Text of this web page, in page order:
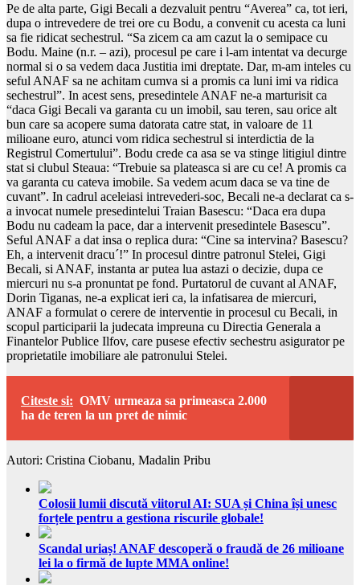
Pe de alta parte, Gigi Becali a dezvaluit pentru “Averea” ca, tot ieri,
dupa o intrevedere de trei ore cu Bodu, a convenit cu acesta ca luni
sa fie ridicat sechestrul. “Sa zicem ca am cazut la o semipace cu
Bodu. Maine (n.r. – azi), procesul pe care i l-am intentat va decurge
normal si o sa vedem daca Justitia imi dreptate. Dar, m-am inteles cu
seful ANAF sa ne achitam cumva si a promis ca luni imi va ridica
sechestrul”. In acest sens, presedintele ANAF ne-a marturisit ca
“daca Gigi Becali va garanta cu un imobil, sau teren, sau orice alt
bun care sa acopere suma datorata catre stat, in valoare de 11
milioane euro, atunci vom ridica sechestrul si interdictia de la
Registrul Comertului”. Bodu crede ca asa se va stinge litigiul dintre
stat si clubul Steaua: “Trebuie sa plateasca si are cu ce! A promis ca
va garanta cu cateva imobile. Sa vedem acum daca se va tine de
cuvant”. In cadrul aceleiasi intrevederi-soc, Becali ne-a declarat ca s-
a invocat numele presedintelui Traian Basescu: “Daca era dupa
Bodu nu cadeam la pace, dar a intervenit presedintele Basescu”.
Seful ANAF a dat insa o replica dura: “Cine sa intervina? Basescu?
Eh, a intervenit dracu´!” In procesul dintre patronul Stelei, Gigi
Becali, si ANAF, instanta ar putea lua astazi o decizie, dupa ce
miercuri nu s-a pronuntat pe fond. Purtatorul de cuvant al ANAF,
Dorin Tiganas, ne-a explicat ieri ca, la infatisarea de miercuri,
ANAF a formulat o cerere de interventie in procesul cu Becali, in
scopul participarii la judecata impreuna cu Directia Generala a
Finantelor Publice Ilfov, care pusese efectiv sechestru asigurator pe
proprietatile imobiliare ale patronului Stelei.
Citeste si: OMV urmeaza sa primeasca 2.000
ha de teren la un pret de nimic
Autori: Cristina Ciobanu, Madalin Pribu
Colosii lumii discută viitorul AI: SUA și China își unesc
forțele pentru a gestiona riscurile globale!
Scandal uriaș! ANAF descoperă o fraudă de 26 milioane
lei la o firmă de lupte MMA online!